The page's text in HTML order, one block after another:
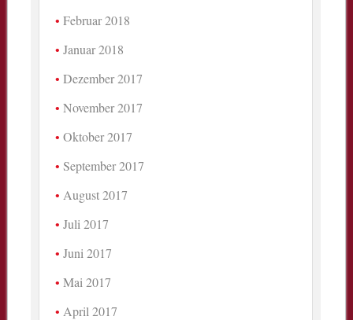
Februar 2018
Januar 2018
Dezember 2017
November 2017
Oktober 2017
September 2017
August 2017
Juli 2017
Juni 2017
Mai 2017
April 2017